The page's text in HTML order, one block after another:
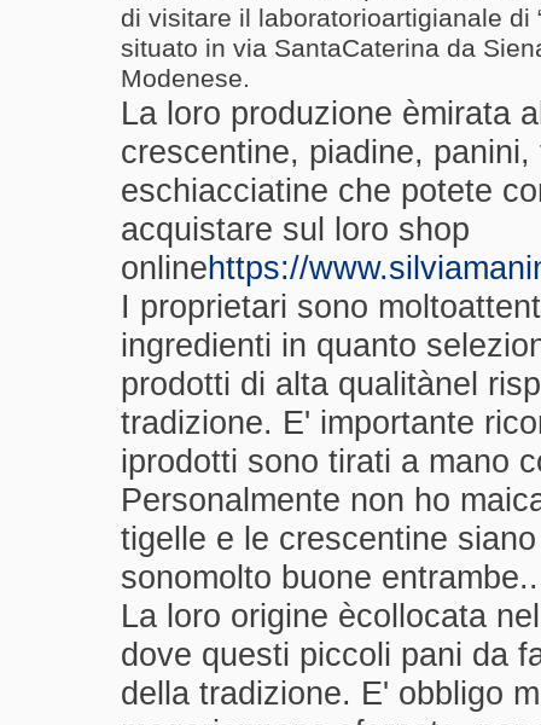
di visitare il laboratorioartigianale di
situato in via SantaCaterina da
Modenese.
La loro produzione èmirata
crescentine, piadine, panini,
eschiacciatine che potete
acquistare sul loro shop
onlinehttps://
I proprietari sono
ingredienti in quanto
prodotti di alta qualitànel
tradizione. E' importante
iprodotti sono tirati a mano
Personalmente non ho
tigelle e le crescentine
sonomolto buone
La loro origine ècollocata
dove questi piccoli pani da
della tradizione. E' obbligo